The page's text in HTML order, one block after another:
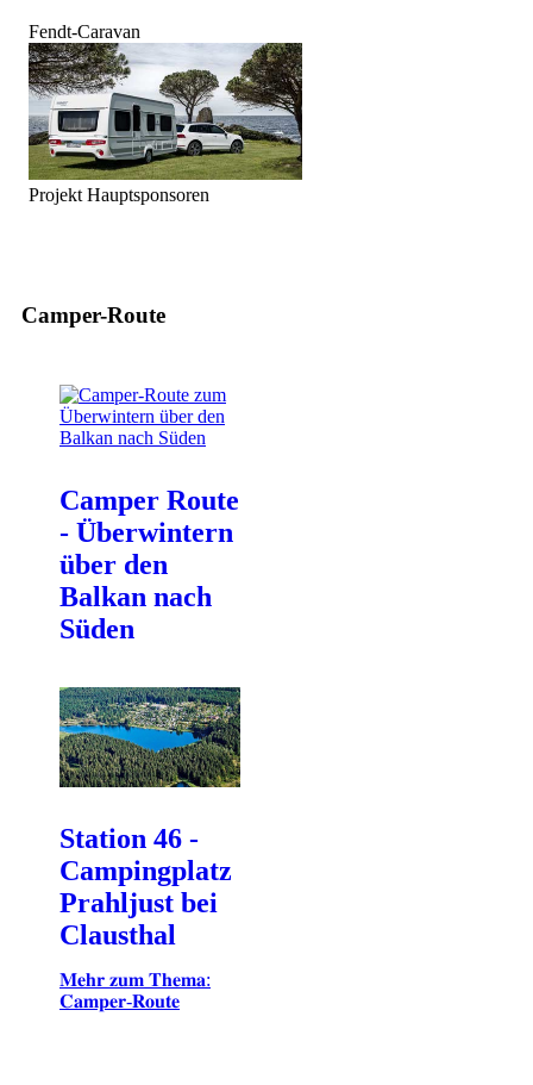
Fendt-Caravan
Projekt Hauptsponsoren
Camper-Route
Camper Route
- Überwintern
über den
Balkan nach
Süden
Station 46 -
Campingplatz
Prahljust bei
Clausthal
𝐌𝐞𝐡𝐫 𝐳𝐮𝐦 𝐓𝐡𝐞𝐦𝐚:
𝐂𝐚𝐦𝐩𝐞𝐫-𝐑𝐨𝐮𝐭𝐞